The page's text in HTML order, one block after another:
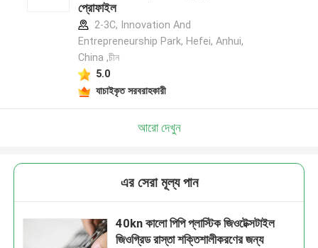
প্রোফাইল
2-3C, Innovation And
Entrepreneurship Park, Hefei, Anhui,
China ,চীন
5.0
যাচাইকৃত সরবরাহকারী
আরো দেখুন
এর সেরা মূল্য পান
40kn কালো পিপি প্লাস্টিক জিওটেক্সটাইল
জিওগ্রিড রাস্তা শক্তিশালীকরণের জন্য